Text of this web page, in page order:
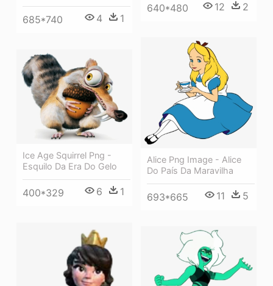
685*740 4 1
640*480 12 2
Alice Png Image - Alice
Do País Da Maravilha
693*665 11 5
Ice Age Squirrel Png -
Esquilo Da Era Do Gelo
400*329 6 1